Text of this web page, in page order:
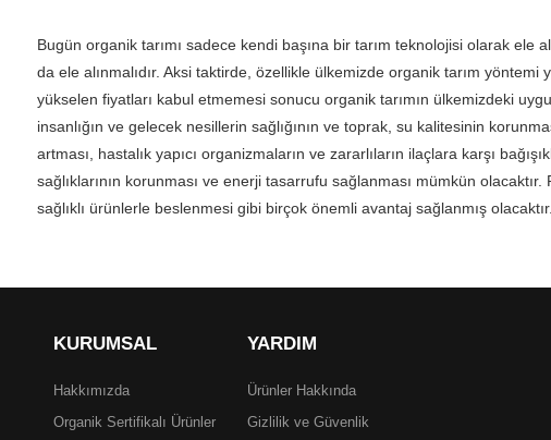
Bugün organik tarımı sadece kendi başına bir tarım teknolojisi olarak
da ele alınmalıdır. Aksi taktirde, özellikle ülkemizde organik tarım
yükselen fiyatları kabul etmemesi sonucu organik tarımın ülkemizdeki
insanlığın ve gelecek nesillerin sağlığının ve toprak, su kalitesinin
artması, hastalık yapıcı organizmaların ve zararlıların ilaçlara karşı
sağlıklarının korunması ve enerji tasarrufu sağlanması mümkün
sağlıklı ürünlerle beslenmesi gibi birçok önemli avantaj sağlanmış olacaktır.
KURUMSAL
Hakkımızda
Organik Sertifikalı Ürünler
YARDIM
Ürünler Hakkında
Gizlilik ve Güvenlik